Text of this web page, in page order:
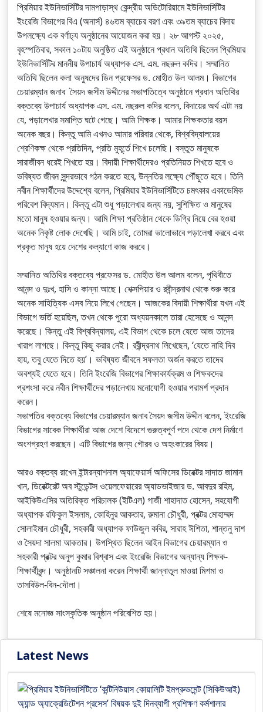
প্রিমিয়ার ইউনিভার্সিটির দামপাড়াস্থ কেন্দ্রীয় অডিটোরিয়ামে ইউনিভার্সিটির
ইংরেজি বিভাগের বিএ (অনার্স) ৪৬তম ব্যাচের বরণ এবং ৩৯তম ব্যাচের বিদায়
উপলক্ষ্যে এক বর্ণাঢ্য অনুষ্ঠানের আয়োজন করা হয়। ২৮ আগস্ট ২০২৫,
বৃহস্পতিবার, সকাল ১০টায় অনুষ্ঠিত এই অনুষ্ঠানে প্রধান অতিথি ছিলেন প্রিমিয়ার
ইউনিভার্সিটির মাননীয় উপাচার্য অধ্যাপক এস. এম. নছরুল কদির। সম্মানিত
অতিথি ছিলেন কলা অনুষদের ডিন প্রফেসর ড. মোহীত উল আলম। বিভাগের
চেয়ারম্যান জনাব সৈয়দ জসীম উদ্দীনের সভাপতিত্বে অনুষ্ঠানে প্রধান অতিথির
বক্তব্যে উপাচার্য অধ্যাপক এস. এম. নছরুল কদির বলেন, বিদায়ের অর্থ এটা নয়
যে, পড়ালেখার সমাপ্তি ঘটে গেছে। আমি শিক্ষক। আমার শিক্ষকতার বয়স
অনেক বছর। কিন্তু আমি এখনও আমার পরিবার থেকে, বিশ্ববিদ্যালয়ের
শ্রেণিকক্ষ থেকে প্রতিদিন, প্রতি মুহূর্তে শিখে চলেছি। বস্তুত মানুষকে
সারাজীবন ধরেই শিখতে হয়। বিদায়ী শিক্ষার্থীদেরও প্রতিনিয়ত শিখতে হবে ও
ভবিষ্যত জীবন সুন্দরভাবে গঠন করতে হবে, উন্নতির লক্ষ্যে পৌঁছুতে হবে। তিনি
নবীন শিক্ষার্থীদের উদ্দেশ্যে বলেন, প্রিমিয়ার ইউনিভার্সিটিতে চমৎকার একাডেমিক
পরিবেশ বিদ্যমান। কিন্তু এটা শুধু পড়ালেখার জন্য নয়, সুশিক্ষিত ও মানুষের
মতো মানুষ হওয়ার জন্য। আমি শিক্ষা প্রতিষ্ঠান থেকে ডিগ্রি নিয়ে বের হওয়া
অনেক নিকৃষ্ট লোক দেখেছি। আমি চাই, তোমরা ভালোভাবে পড়ালেখা করবে এবং
প্রকৃত মানুষ হয়ে দেশের কল্যাণে কাজ করবে।
সম্মানিত অতিথির বক্তব্যে প্রফেসর ড. মোহীত উল আলম বলেন, পৃথিবীতে
আনন্দ ও দুঃখ, হাসি ও কান্না আছে। শেক্সপিয়ার ও রবীন্দ্রনাথ থেকে শুরু করে
অনেক সাহিত্যিক এসব নিয়ে লিখে গেছেন। আজকের বিদায়ী শিক্ষার্থীরা যখন এই
বিভাগে ভর্তি হয়েছিল, তখন থেকে পুরো অধ্যয়নকালে তারা হেসেছে ও আনন্দ
করেছে। কিন্তু এই বিশ্ববিদ্যালয়, এই বিভাগ থেকে চলে যেতে আজ তাদের
খারাপ লাগছে। কিন্তু কিছু করার নেই। রবীন্দ্রনাথ লিখেছেন, ‘যেতে নাহি দিব
হায়, তবু যেতে দিতে হয়’। ভবিষ্যত জীবনে সফলতা অর্জন করতে তাদের
অবশ্যই যেতে হবে। তিনি ইংরেজি বিভাগের শিক্ষাকার্যক্রম ও শিক্ষকদের
প্রশংসা করে নবীন শিক্ষার্থীদের পড়ালেখায় মনোযোগী হওয়ার পরামর্শ প্রদান
করেন।
সভাপতির বক্তব্যে বিভাগের চেয়ারম্যান জনাব সৈয়দ জসীম উদ্দীন বলেন, ইংরেজি
বিভাগের সাবেক শিক্ষার্থীরা আজ দেশে বিদেশে গুরুত্বপূর্ণ পদে থেকে দেশ নির্মাণে
অংশগ্রহণ করছেন। এটি বিভাগের জন্য গৌরব ও অহংকারের বিষয়।
আরও বক্তব্য রাখেন ইন্টারন্যাশনাল অ্যাফেয়ার্স অফিসের ডিরেক্টর সাদাত জামান
খান, ডিরেক্টরেট অব স্টুডেন্টস ওয়েলফেয়ারের অ্যাডভাইজার ড. আবদুর রহিম,
আইকিউএসির অতিরিক্ত পরিচালক (ইটিএল) গাজী শাহাদাত হোসেন, সহযোগী
অধ্যাপক রফিকুল ইসলাম, কোহিনুর আকতার, রুমানা চৌধুরী, প্রক্টর মোহাম্মদ
সোলাইমান চৌধুরী, সহকারী অধ্যাপক ফাউজুল কবির, সারাহ ঈশিতা, শান্তনু দাশ
ও সৈয়দা সালমা আকতার। উপস্থিত ছিলেন আইন বিভাগের চেয়ারম্যান ও
সহকারী প্রক্টর অনুপ কুমার বিশ্বাস এবং ইংরেজি বিভাগের অন্যান্য শিক্ষক-
শিক্ষার্থীবৃন্দ। অনুষ্ঠানটি সঞ্চালনা করেন শিক্ষার্থী জান্নাতুল মাওয়া মিশমা ও
তাসবিউল-বিন-দৌলা।
শেষে মনোজ্ঞ সাংস্কৃতিক অনুষ্ঠান পরিবেশিত হয়।
Latest News